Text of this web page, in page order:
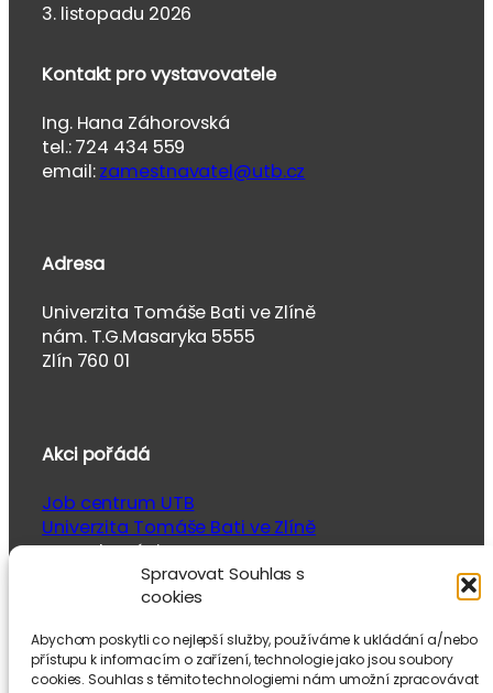
Spravovat Souhlas s
cookies
Abychom poskytli co nejlepší služby, používáme k ukládání a/nebo
přístupu k informacím o zařízení, technologie jako jsou soubory
cookies. Souhlas s těmito technologiemi nám umožní zpracovávat
3. listopadu 2026
Kontakt pro vystavovatele
Ing. Hana Záhorovská
tel.: 724 434 559
email:zamestnavatel@utb.cz
Adresa
Univerzita Tomáše Bati ve Zlíně
nám. T.G.Masaryka 5555
Zlín 760 01
Akci pořádá
Job centrum UTB
Univerzita Tomáše Bati ve Zlíně
ve spolupráci se
Studentskou unií UTB